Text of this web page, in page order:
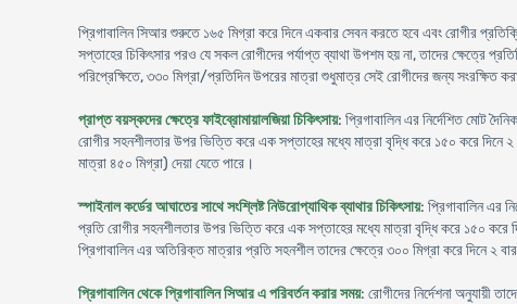
প্রিগাবালিন সিআর শুরুতে ১৬৫ মিগ্রা করে দিনে একবার সেবন করতে হবে এবং রোগীর
সপ্তাহের চিকিৎসার পরও যে সকল রোগীদের পর্যাপ্ত ব্যাথা উপশম হয় না, তাদের ক্ষেত্রে
পরিপ্রেক্ষিতে, ৩৩০ মিগ্রা/প্রতিদিন উপরের মাত্রা শুধুমাত্র সেই রোগীদের জন্য সংরক্ষিত
প্রাপ্ত বয়স্কদের ক্ষেত্রে ফাইব্রোমায়ালজিয়া চিকিৎসায়: প্রিগাবালিন এর নির্দেশিত মোট
রোগীর সহনশীলতার উপর ভিত্তি করে এক সপ্তাহের মধ্যে মাত্রা বৃদ্ধি করে ১৫০ করে দিনে ২
মাত্রা ৪৫০ মিগ্রা) দেয়া যেতে পারে।
স্পাইনাল কর্ডের আঘাতের সাথে সংশ্লিষ্ট নিউরোপ্যাথিক ব্যাথার চিকিৎসায়: প্রিগাবালিন এর
প্রতি রোগীর সহনশীলতার উপর ভিত্তি করে এক সপ্তাহের মধ্যে মাত্রা বৃদ্ধি করে ১৫০ করে
প্রিগাবালিন এর অতিরিক্ত মাত্রার প্রতি সহনশীল তাদের ক্ষেত্রে ৩০০ মিগ্রা করে দিনে ২
প্রিগাবালিন থেকে প্রিগাবালিন সিআর এ পরিবর্তন করার সময়: রোগীদের নির্দেশনা অনুযায়ী